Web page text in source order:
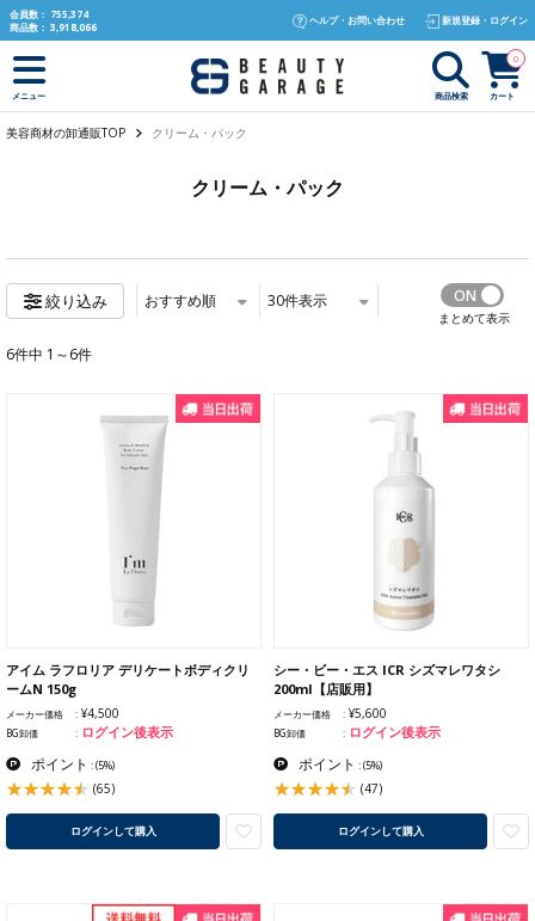
text.skipToContent
text.skipToNavigation
会員数： 755,374
商品数： 3,918,066
ヘルプ・お問い合わせ 新規登録・ログイン
メニュー 商品検索 カート
0
美容商材の卸通販TOP クリーム・パック
クリーム・パック
絞り込み おすすめ順 30件表示
まとめて表示
6件中 1～6件
アイム ラフロリア デリケートボディクリ
ームN 150g
メーカー価格 ¥4,500
BG卸価 ログイン後表示
ポイント :(5%)
(65)
ログインして購入
シー・ビー・エス ICR シズマレワタシ
200ml【店販用】
メーカー価格 ¥5,600
BG卸価 ログイン後表示
ポイント :(5%)
(47)
ログインして購入